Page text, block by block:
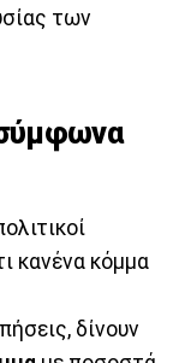
των
κανένα κόμμα
δίνουν